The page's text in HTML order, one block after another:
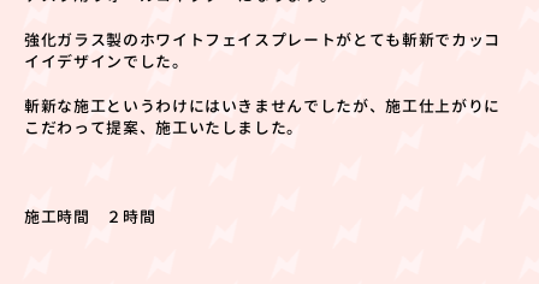
強化ガラス製のホワイトフェイスプレートがとても斬新でカッコ
イイデザインでした。
斬新な施工というわけにはいきませんでしたが、施工仕上がりに
こだわって提案、施工いたしました。
施工時間 ２時間